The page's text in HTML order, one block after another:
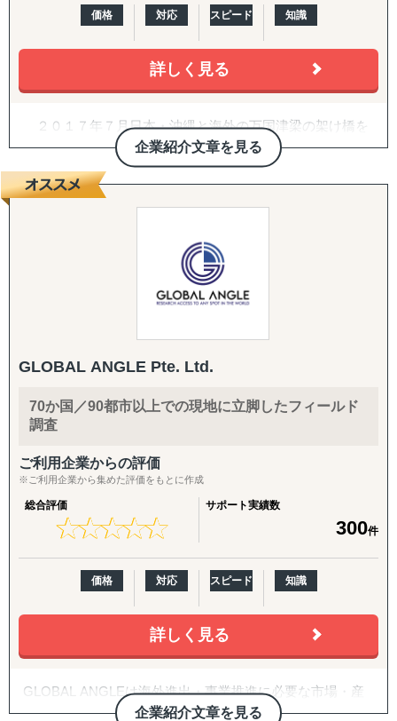
ジア・インドネシア・フィリピン・ラオス
↳ アジア（中華系）：日本・香港・シンガポール・台湾・
韓国
↳ アジア（中東ほか）：ドバイ・サウジアラビア・イン
ド・バングラデシュ・モンゴル
※サポート内容により、対応の可否や得意・不得意な分野
があります。
------------------------------------
◆以下はこれまで当社で実績が多く、特にニーズの高い支
↳ AIが出した"答えっぽいもの"を、現地のリアルで答え合
『INTERForce｜海外進出伴走サポート』
『LocaForce（ロカフォース）海外販路開拓 現地支援サー
ビス』
↳ 海外営業支援TEAMによる現地営業の即戦力化
『LocaResearch（ロカリサーチ）海外進出 市場調査サー
素材を収集する。
『セカイキョテン｜海外会社設立サポート』
までをワンストップで代行
価格 対応 スピード 知識
詳しく見る
企業紹介文章を見る
２０１７年７月日本・沖縄と海外の万国津梁の架け橋を
目指して、企業の海外展開支援を目的として沖縄・那覇で
設立。アジア・欧州を中心に沖縄県内・沖縄県外企業の海
外進出・国際展開のサポートを実施しています。２０２２
年７月には観光産業の伸びの著しい石垣市に八重山事務所
沖縄をハブに、台湾・中国・香港・ベトナム・タイ・マ
レーシア・シンガポール・インドネシア・オーストラリ
ア・ニュージーランド・イギリス・ドイツ・ブラジル各国
にパートナーエージェントを配置し、アメリカ合衆国・イ
察等も直接支援可能、幅広く皆様の海外展開とインバウン
ド事業をサポートしております。
GLOBAL ANGLE Pte. Ltd.
70か国／90都市以上での現地に立脚したフィールド
調査
ご利用企業からの評価
※ご利用企業から集めた評価をもとに作成
総合評価
★★★★★
★★★★★
サポート実績数
300件
価格 対応 スピード 知識
詳しく見る
企業紹介文章を見る
GLOBAL ANGLEは海外進出・事業推進に必要な市場・産
業調査サービス、デジタルマーケティングサービスを提供